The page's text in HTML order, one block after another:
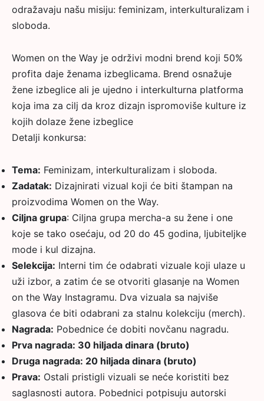
odražavaju našu misiju: feminizam, interkulturalizam i
sloboda.
Women on the Way je održivi modni brend koji 50%
profita daje ženama izbeglicama. Brend osnažuje
žene izbeglice ali je ujedno i interkulturna platforma
koja ima za cilj da kroz dizajn ispromoviše kulture iz
kojih dolaze žene izbeglice
Detalji konkursa:
Tema: Feminizam, interkulturalizam i sloboda.
Zadatak: Dizajnirati vizual koji će biti štampan na
proizvodima Women on the Way.
Ciljna grupa: Ciljna grupa mercha-a su žene i one
koje se tako osećaju, od 20 do 45 godina, ljubiteljke
mode i kul dizajna.
Selekcija: Interni tim će odabrati vizuale koji ulaze u
uži izbor, a zatim će se otvoriti glasanje na Women
on the Way Instagramu. Dva vizuala sa najviše
glasova će biti odabrani za stalnu kolekciju (merch).
Nagrada: Pobednice će dobiti novčanu nagradu.
Prva nagrada: 30 hiljada dinara (bruto)
Druga nagrada: 20 hiljada dinara (bruto)
Prava: Ostali pristigli vizuali se neće koristiti bez
saglasnosti autora. Pobednici potpisuju autorski